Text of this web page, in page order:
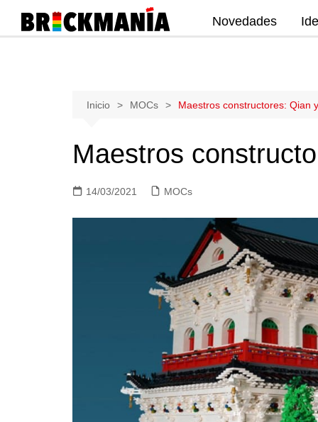
Creator.
Novedades
Inicio MOCs Maestros constructores: Qian
Maestros
14/03/2021 MOCs